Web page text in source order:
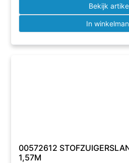
Bekijk
In
00572612
1,57M